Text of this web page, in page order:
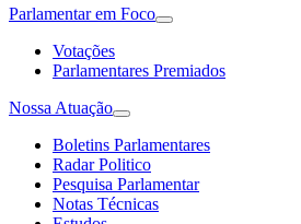
Parlamentar em Foco
Votações
Parlamentares Premiados
Nossa Atuação
Boletins Parlamentares
Radar Politico
Pesquisa Parlamentar
Notas Técnicas